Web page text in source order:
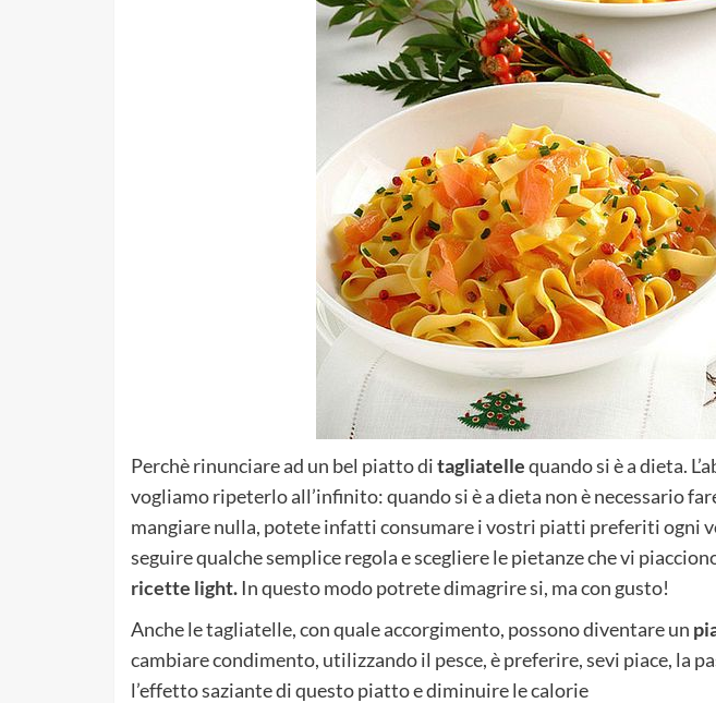
Perchè rinunciare ad un bel piatto ditagliatellequando si è a dieta.
vogliamo ripeterlo all’infinito: quando si è a dieta non è necessario
mangiare nulla, potete infatti consumare i vostri piatti preferiti ogni
seguire qualche semplice regola e scegliere le pietanze che vi
ricette light.In questo modo potrete dimagrire si, ma con gusto!
Anche le tagliatelle, con quale accorgimento, possono diventare un
cambiare condimento, utilizzando il pesce, è preferire, sevi piace, la
l’effetto saziante di questo piatto e diminuire le calorie